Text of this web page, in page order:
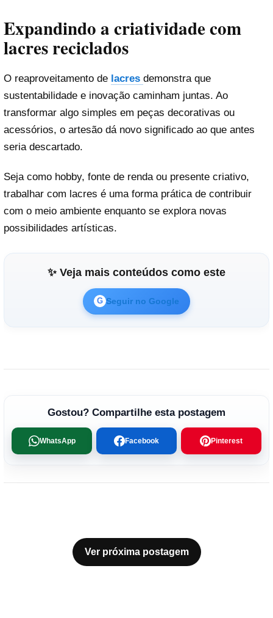
Expandindo a criatividade com
lacres reciclados
O reaproveitamento de lacres demonstra que
sustentabilidade e inovação caminham juntas. Ao
transformar algo simples em peças decorativas ou
acessórios, o artesão dá novo significado ao que antes
seria descartado.
Seja como hobby, fonte de renda ou presente criativo,
trabalhar com lacres é uma forma prática de contribuir
com o meio ambiente enquanto se explora novas
possibilidades artísticas.
✨ Veja mais conteúdos como este
G Seguir no Google
Gostou? Compartilhe esta postagem
WhatsApp Facebook Pinterest
Ver próxima postagem